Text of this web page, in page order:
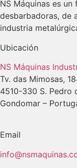
NS Máquinas es
desbarbadoras, de
industria
Ubicación
NS Máquinas
Tv. das Mimosas,
4510-330 S. Pedro
Gondomar –
Email